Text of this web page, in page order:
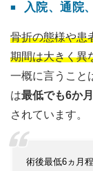
入院、通院
骨折の態様や患
期間は大きく異
一概に言うこと
は最低でも6か
されています。
術後最低6ヵ月